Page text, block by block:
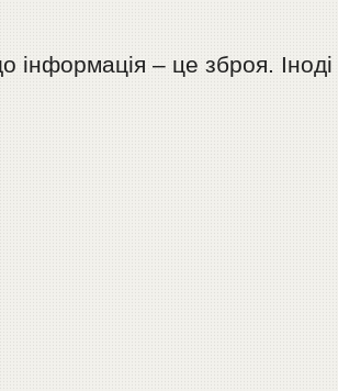
інформація – це зброя.